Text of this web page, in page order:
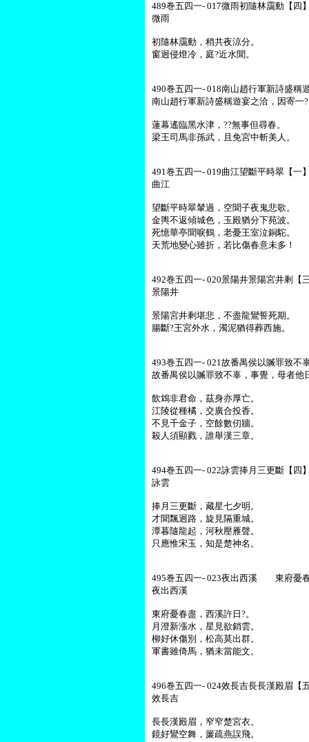
489巻五四一- 017微雨初隨林靄動【
微雨
初隨林靄動，稍共夜涼分。
窗迥侵燈冷，庭?近水聞。
490巻五四一- 018南山趙行軍新詩盛
南山趙行軍新詩盛稱遊宴之洽，因寄一?
蓮幕遙臨黑水津，??無事但尋春。
梁王司馬非孫武，且免宮中斬美人。
491巻五四一- 019曲江望斷平時翠【
曲江
望斷平時翠輦過，空聞子夜鬼悲歌。
金輿不返傾城色，玉殿猶分下苑波。
死憶華亭聞唳鶴，老憂王室泣銅駝。
天荒地變心雖折，若比傷春意未多！
492巻五四一- 020景陽井景陽宮井剩
景陽井
景陽宮井剩堪悲，不盡龍鸞誓死期。
腸斷?王宮外水，濁泥猶得葬西施。
493巻五四一- 021故番禺侯以贓罪致
故番禺侯以贓罪致不辜，事覺，母者他
飲鴆非君命，茲身亦厚亡。
江陵從種橘，交廣合投香。
不見千金子，空餘數仞牆。
殺人須顯戮，誰舉漢三章。
494巻五四一- 022詠雲捧月三更斷【
詠雲
捧月三更斷，藏星七夕明。
才聞飄迥路，旋見隔重城。
潭暮隨龍起，河秋壓雁聲。
只應惟宋玉，知是楚神名。
495巻五四一- 023夜出西溪 東府憂
夜出西溪
東府憂春盡，西溪許日?。
月澄新漲水，星見欲銷雲。
柳好休傷別，松高莫出群。
軍書雖倚馬，猶未當能文。
496巻五四一- 024效長吉長長漢殿眉
效長吉
長長漢殿眉，窄窄楚宮衣。
鏡好鸞空舞，簾疏燕誤飛。